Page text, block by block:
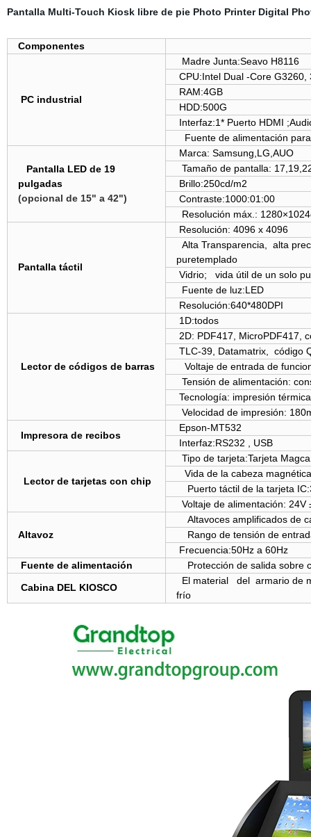
Pantalla Multi-Touch Kiosk libre de pie Photo Printer Digital
Componentes
PC industrial
Madre Junta:Seavo H8116
CPU:Intel Dual -Core G3260,
RAM:4GB
HDD:500G
Interfaz:1* Puerto HDMI
Fuente de alimentación
Pantalla LED de 19
pulgadas
(opcional de 15" a 42")
Marca: Samsung,LG,AUO
Tamaño de pantalla:
Brillo:250cd/m2
Contraste:1000:01:00
Resolución máx.:
Pantalla táctil
Resolución: 4096 x 4096
Alta Transparencia, alta
puretemplado
Vidrio; vida útil de un solo
Fuente de luz:LED
Resolución:640*480DPI
Lector de códigos de barras
1D:todos
2D: PDF417, MicroPDF417,
TLC-39, Datamatrix, código
Voltaje de entrada de
Tensión de alimentación:
Tecnología: impresión térmica
Velocidad de impresión:
Impresora de recibos
Epson-MT532
Interfaz:RS232 , USB
Lector de tarjetas con chip
Tipo de tarjeta:Tarjeta
Vida de la cabeza
Puerto táctil de la tarjeta
Voltaje de alimentación: 24V
Altavoz
Altavoces amplificados de
Rango de tensión de
Frecuencia:50Hz a 60Hz
Fuente de alimentación
Protección de salida sobre
Cabina DEL KIOSCO
El material del armario de
frío